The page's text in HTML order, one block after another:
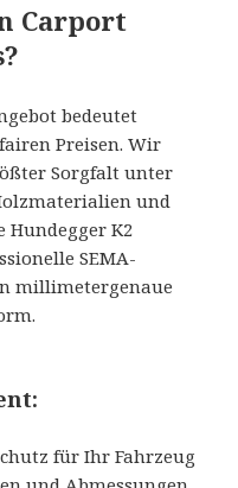
Carport
bedeutet
Preisen. Wir
Sorgfalt unter
und
Hundegger K2
SEMA-
millimetergenaue
für Ihr Fahrzeug